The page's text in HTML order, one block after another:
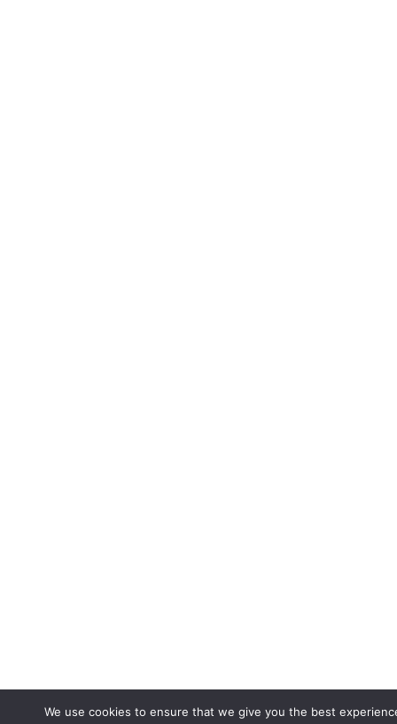
We use cookies to ensure that we give you the best